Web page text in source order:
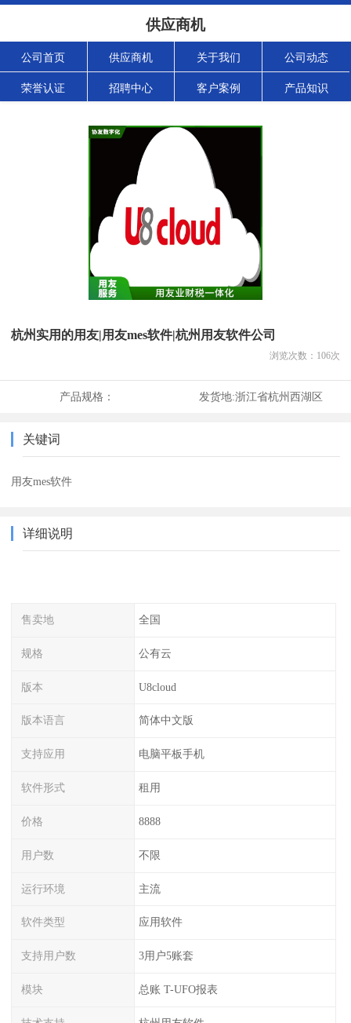
供应商机
公司首页 供应商机 关于我们 公司动态
荣誉认证 招聘中心 客户案例 产品知识
杭州实用的用友|用友mes软件|杭州用友软件公司
浏览次数： 106次
产品规格： 发货地:浙江省杭州西湖区
关键词
用友mes软件
详细说明
售卖地 全国
规格 公有云
版本 U8cloud
版本语言 简体中文版
支持应用 电脑平板手机
软件形式 租用
价格 8888
用户数 不限
运行环境 主流
软件类型 应用软件
支持用户数 3用户5账套
模块 总账 T-UFO报表